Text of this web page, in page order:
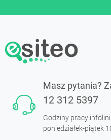
Masz pytania?
12 312 5397
Godziny pracy
poniedziałek-piątek